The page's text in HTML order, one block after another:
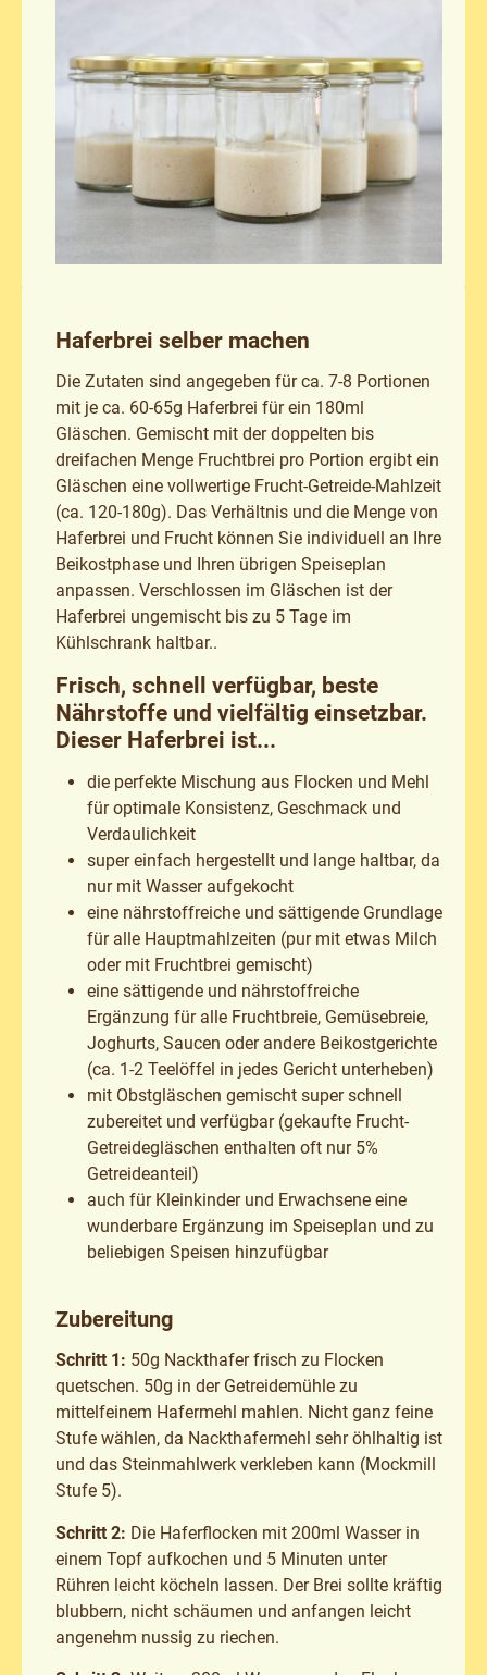
Haferbrei selber machen
Die Zutaten sind angegeben für ca. 7-8 Portionen
mit je ca. 60-65g Haferbrei für ein 180ml
Gläschen. Gemischt mit der doppelten bis
dreifachen Menge Fruchtbrei pro Portion ergibt ein
Gläschen eine vollwertige Frucht-Getreide-Mahlzeit
(ca. 120-180g). Das Verhältnis und die Menge von
Haferbrei und Frucht können Sie individuell an Ihre
Beikostphase und Ihren übrigen Speiseplan
anpassen. Verschlossen im Gläschen ist der
Haferbrei ungemischt bis zu 5 Tage im
Kühlschrank haltbar..
Frisch, schnell verfügbar, beste
Nährstoffe und vielfältig einsetzbar.
Dieser Haferbrei ist...
die perfekte Mischung aus Flocken und Mehl
für optimale Konsistenz, Geschmack und
Verdaulichkeit
super einfach hergestellt und lange haltbar, da
nur mit Wasser aufgekocht
eine nährstoffreiche und sättigende Grundlage
für alle Hauptmahlzeiten (pur mit etwas Milch
oder mit Fruchtbrei gemischt)
eine sättigende und nährstoffreiche
Ergänzung für alle Fruchtbreie, Gemüsebreie,
Joghurts, Saucen oder andere Beikostgerichte
(ca. 1-2 Teelöffel in jedes Gericht unterheben)
mit Obstgläschen gemischt super schnell
zubereitet und verfügbar (gekaufte Frucht-
Getreidegläschen enthalten oft nur 5%
Getreideanteil)
auch für Kleinkinder und Erwachsene eine
wunderbare Ergänzung im Speiseplan und zu
beliebigen Speisen hinzufügbar
Zubereitung
Schritt 1: 50g Nackthafer frisch zu Flocken
quetschen. 50g in der Getreidemühle zu
mittelfeinem Hafermehl mahlen. Nicht ganz feine
Stufe wählen, da Nackthafermehl sehr öhlhaltig ist
und das Steinmahlwerk verkleben kann (Mockmill
Stufe 5).
Schritt 2: Die Haferflocken mit 200ml Wasser in
einem Topf aufkochen und 5 Minuten unter
Rühren leicht köcheln lassen. Der Brei sollte kräftig
blubbern, nicht schäumen und anfangen leicht
angenehm nussig zu riechen.